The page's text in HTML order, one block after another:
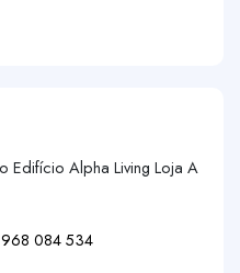
Edifício Alpha Living Loja A
084 534